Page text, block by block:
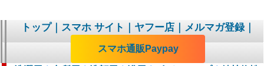
トップ｜スマホ サイト｜ヤフー店｜メルマガ登録｜
スマホ通販Paypay